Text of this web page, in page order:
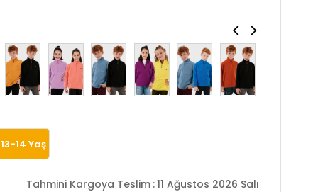
13-14 Yaş
Tahmini Kargoya Teslim :11 Ağustos 2026 Salı